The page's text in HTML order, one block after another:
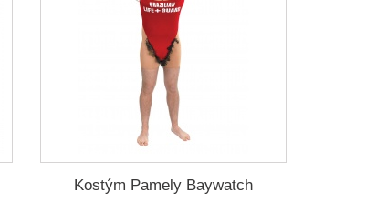
Kostým Pamely Baywatch